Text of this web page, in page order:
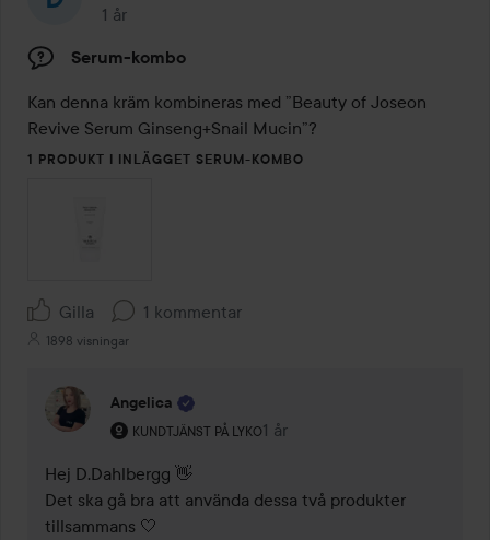
1 år
Inlägget skapades 1 år
Serum-kombo
Kan denna kräm kombineras med ”Beauty of Joseon
Revive Serum Ginseng+Snail Mucin”?
1 PRODUKT I INLÄGGET SERUM-KOMBO
Gilla 1 kommentar
1898 visningar
Angelica
KUNDTJÄNST PÅ LYKO
Användarens roll: Kundtjänst på Lyko.
1 år
Kommentaren lades 1 år
Hej D.Dahlbergg 👋
Det ska gå bra att använda dessa två produkter
tillsammans 🤍